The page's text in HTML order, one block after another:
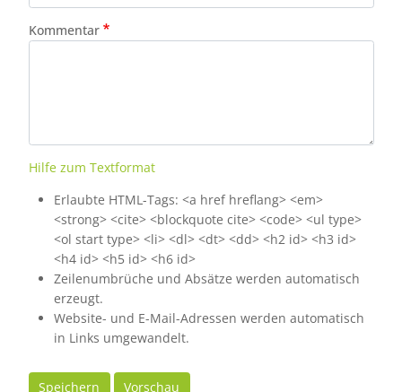
Kommentar
Hilfe zum Textformat
Erlaubte HTML-Tags: <a href hreflang> <em>
<strong> <cite> <blockquote cite> <code> <ul type>
<ol start type> <li> <dl> <dt> <dd> <h2 id> <h3 id>
<h4 id> <h5 id> <h6 id>
Zeilenumbrüche und Absätze werden automatisch
erzeugt.
Website- und E-Mail-Adressen werden automatisch
in Links umgewandelt.
Speichern Vorschau